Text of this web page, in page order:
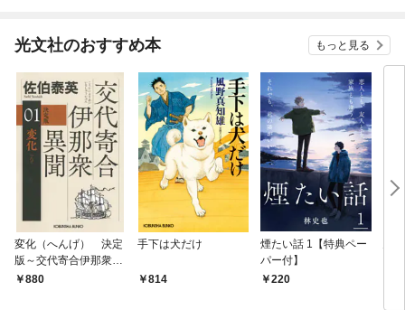
光文社のおすすめ本 もっと見る
変化（へんげ） 決定
版～交代寄合伊那衆異
聞（1）～
880
手下は犬だけ
814
煙たい話 1【特典ペー
パー付】
220